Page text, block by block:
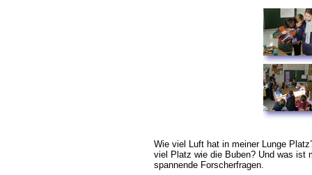
Wie viel Luft hat in meiner Lunge
viel Platz wie die Buben? Und was ist
spannende Forscherfragen.